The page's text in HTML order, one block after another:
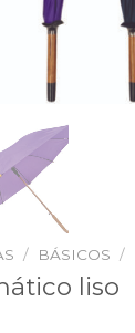
/ BÁSICOS /
liso